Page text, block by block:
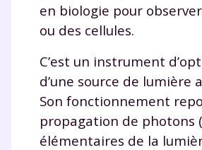
en biologie pour
ou des cellules.
C’est un instrument
d’une source de lumière
Son fonctionnement
propagation de photons
élémentaires de la